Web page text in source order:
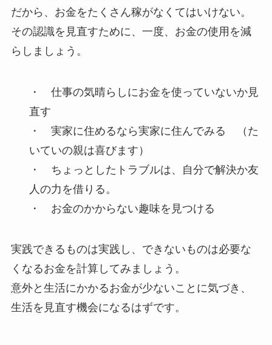
だから、お金をたくさん稼がなくてはいけない。
その認識を見直すために、一度、お金の使用を減
らしましょう。
・ 仕事の気晴らしにお金を使っていないか見
直す
・ 実家に住めるなら実家に住んでみる （た
いていの親は喜びます）
・ ちょっとしたトラブルは、自分で解決か友
人の力を借りる。
・ お金のかからない趣味を見つける
実践できるものは実践し、できないものは必要な
くなるお金を計算してみましょう。
意外と生活にかかるお金が少ないことに気づき、
生活を見直す機会になるはずです。